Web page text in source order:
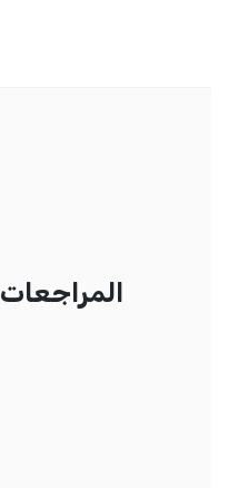
المراجعات